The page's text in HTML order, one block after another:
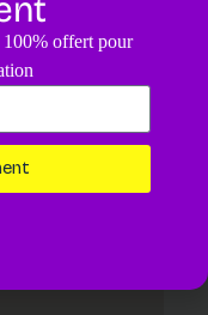
par IA.
100% offert pour